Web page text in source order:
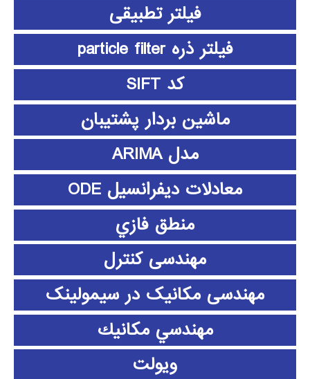
فیلتر تطبیقی
فیلتر ذره particle filter
کد SIFT
ماشین بردار پشتیبان
مدل ARIMA
معادلات دیفرانسیل ODE
منطق فازي
مهندسی کنترل
مهندسی مکانیک در سیمولینک
مهندسي مكانيك
ویولت